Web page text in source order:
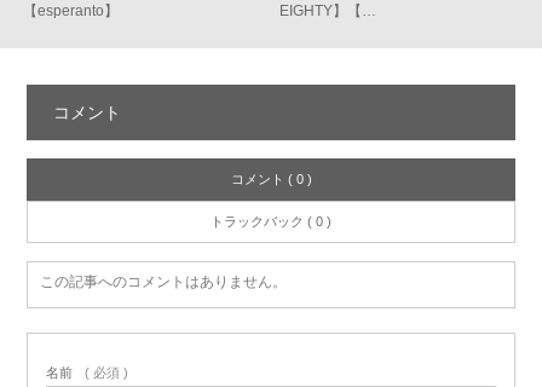
【esperanto】
EIGHTY】【…
コメント
コメント ( 0 )
トラックバック ( 0 )
この記事へのコメントはありません。
名前 ( 必須 )